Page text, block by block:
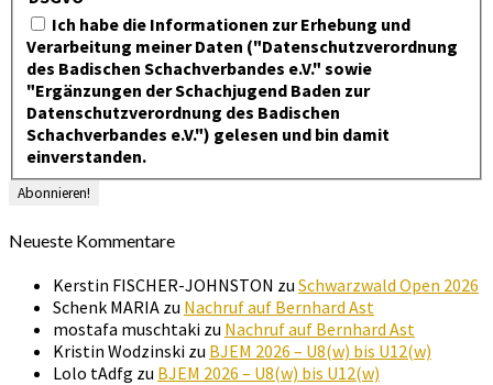
Ich habe die Informationen zur Erhebung und
Verarbeitung meiner Daten ("Datenschutzverordnung
des Badischen Schachverbandes e.V." sowie
"Ergänzungen der Schachjugend Baden zur
Datenschutzverordnung des Badischen
Schachverbandes e.V.") gelesen und bin damit
einverstanden.
Neueste Kommentare
Kerstin FISCHER-JOHNSTON zu Schwarzwald Open 2026
Schenk MARIA zu Nachruf auf Bernhard Ast
mostafa muschtaki zu Nachruf auf Bernhard Ast
Kristin Wodzinski zu BJEM 2026 – U8(w) bis U12(w)
Lolo tAdfg zu BJEM 2026 – U8(w) bis U12(w)